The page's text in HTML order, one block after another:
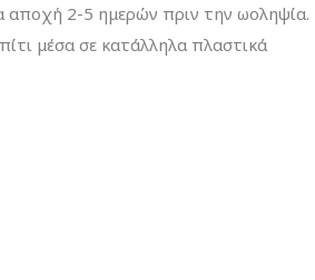
αποχή 2-5 ημερών πριν την ωοληψία.
μέσα σε κατάλληλα πλαστικά